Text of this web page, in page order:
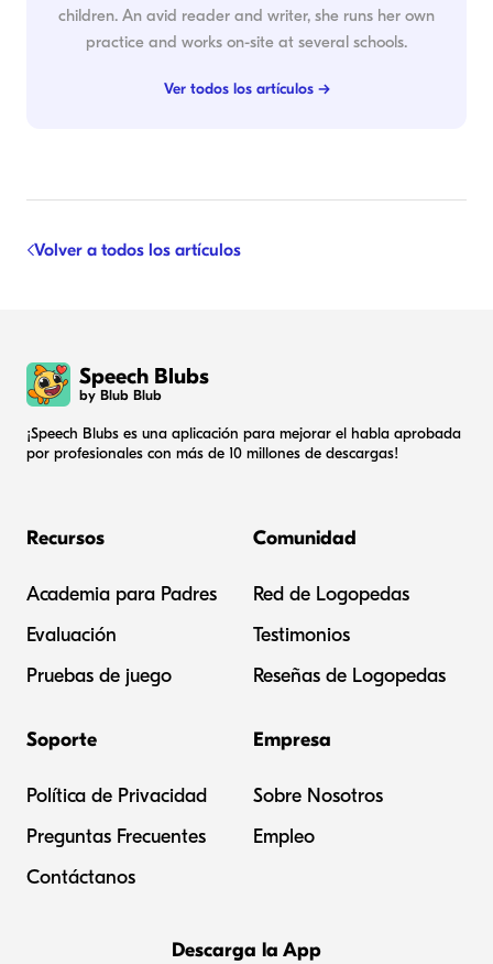
children. An avid reader and writer, she runs her own
practice and works on-site at several schools.
Ver todos los artículos →
Volver a todos los artículos
Speech Blubs
by Blub Blub
¡Speech Blubs es una aplicación para mejorar el habla aprobada
por profesionales con más de 10 millones de descargas!
Recursos
Academia para Padres
Evaluación
Pruebas de juego
Comunidad
Red de Logopedas
Testimonios
Reseñas de Logopedas
Soporte
Política de Privacidad
Preguntas Frecuentes
Contáctanos
Empresa
Sobre Nosotros
Empleo
Descarga la App